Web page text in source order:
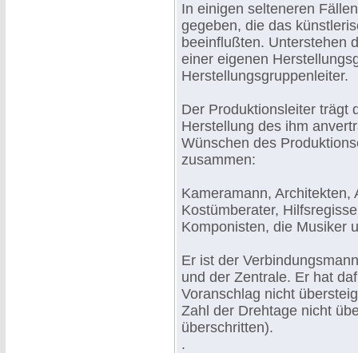
In einigen selteneren
gegeben, die das
beeinflußten. Unterstehen
einer eigenen
Herstellungsgruppenleiter.
Der Produktionsleiter trägt
Herstellung des ihm
Wünschen des
zusammen:
Kameramann, Architekten,
Kostümberater,
Komponisten, die Musiker
Er ist der
und der Zentrale. Er hat
Voranschlag nicht
Zahl der Drehtage nicht
überschritten).
.